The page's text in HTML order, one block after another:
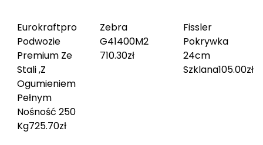
Eurokraftpro
Podwozie
Premium Ze
Stali ,Z
Ogumieniem
Pełnym
Nośność 250
Kg725.70zł
Zebra
G41400M2
710.30zł
Fissler
Pokrywka
24cm
Szklana105.00zł